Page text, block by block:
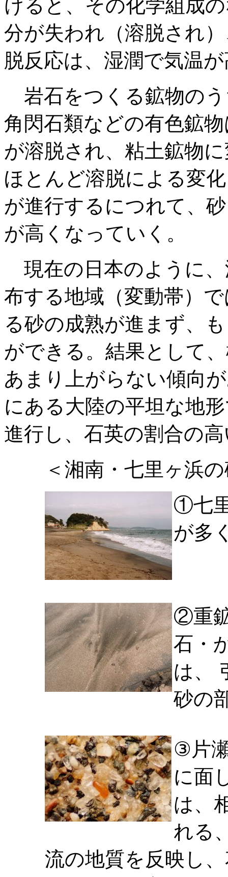
けると、その化学組成
分が失われ（溶脱され
脱反応は、湿潤で気温
岩石をつくる鉱物の
角閃石類などの有色鉱
が溶脱され、粘土鉱物
ほとんど溶脱による変
が進行するにつれて、
が高くなっていく。
現在の日本のように
布する地域（変動帯）
る砂の成熟が進まず、
ができる。結果として
あまり上がらない傾向
にある大陸の平坦な地
進行し、石英の割合の
＜湘南・七里ヶ浜
①七
が多
②重
石・
は、
砂の
③片
に面
は、
れる
流の地質を反映し